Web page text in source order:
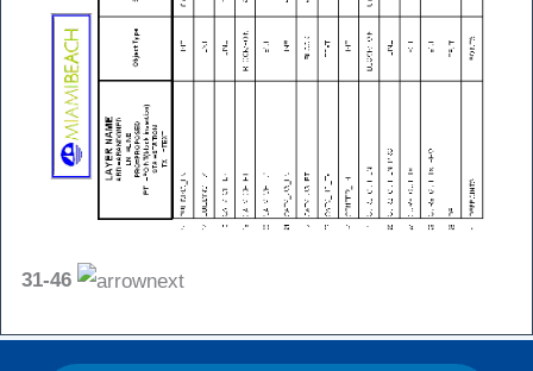
31-46